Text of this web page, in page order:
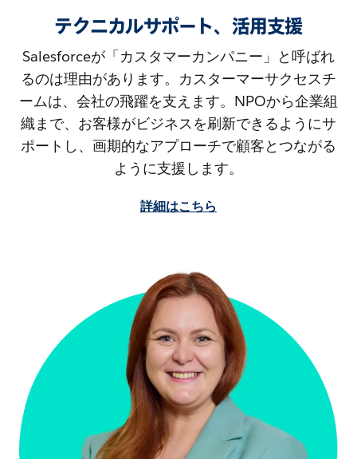
テクニカルサポート、活用支援
Salesforceが「カスタマーカンパニー」と呼ばれ
るのは理由があります。カスターマーサクセスチ
ームは、会社の飛躍を支えます。NPOから企業組
織まで、お客様がビジネスを刷新できるようにサ
ポートし、画期的なアプローチで顧客とつながる
ように支援します。
詳細はこちら